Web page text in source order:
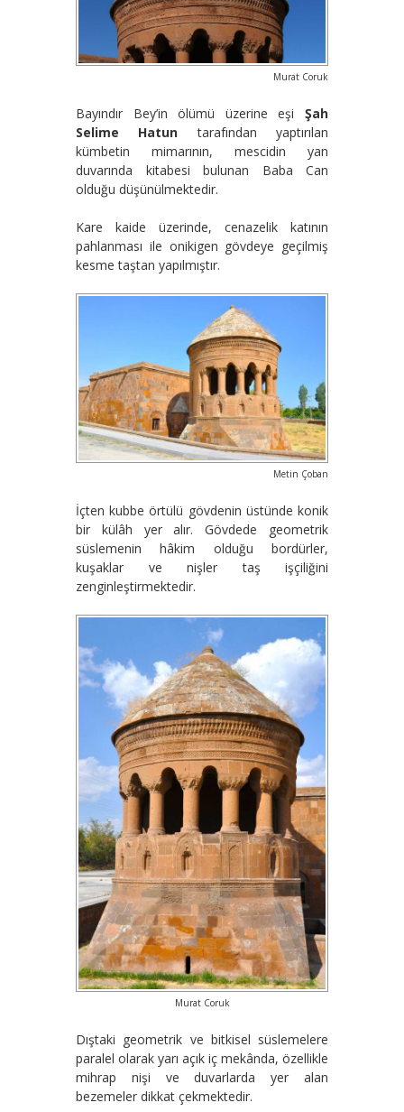
Murat Coruk
Bayındır Bey’in ölümü üzerine eşi Şah
Selime Hatun tarafından yaptırılan
kümbetin mimarının, mescidin yan
duvarında kitabesi bulunan Baba Can
olduğu düşünülmektedir.
Kare kaide üzerinde, cenazelik katının
pahlanması ile onikigen gövdeye geçilmiş
kesme taştan yapılmıştır.
Metin Çoban
İçten kubbe örtülü gövdenin üstünde konik
bir külâh yer alır. Gövdede geometrik
süslemenin hâkim olduğu bordürler,
kuşaklar ve nişler taş işçiliğini
zenginleştirmektedir.
Murat Coruk
Dıştaki geometrik ve bitkisel süslemelere
paralel olarak yarı açık iç mekânda, özellikle
mihrap nişi ve duvarlarda yer alan
bezemeler dikkat çekmektedir.